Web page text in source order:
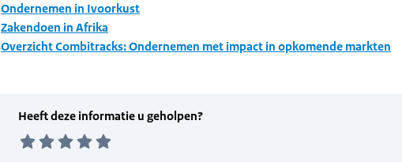
Ondernemen in Ivoorkust
Zakendoen in Afrika
Overzicht Combitracks: Ondernemen met impact in opkomende markten